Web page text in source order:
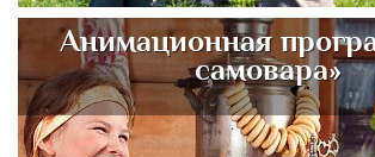
Анимационная
самовара»